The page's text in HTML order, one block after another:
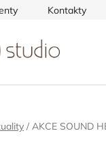
Kontakty
/ AKCE SOUND